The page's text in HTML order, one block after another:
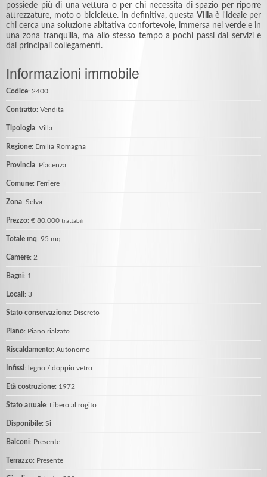
possiede più di una vettura o per chi necessita di spazio per riporre
attrezzature, moto o biciclette. In definitiva, questa Villaè l'ideale per
chi cerca una soluzione abitativa confortevole, immersa nel verde e in
una zona tranquilla, ma allo stesso tempo a pochi passi dai servizi e
dai principali collegamenti.
Informazioni immobile
Codice: 2400
Contratto: Vendita
Tipologia: Villa
Regione: Emilia Romagna
Provincia: Piacenza
Comune: Ferriere
Zona: Selva
Prezzo: € 80.000 trattabili
Totale mq: 95 mq
Camere: 2
Bagni: 1
Locali: 3
Stato conservazione: Discreto
Piano: Piano rialzato
Riscaldamento: Autonomo
Infissi: legno / doppio vetro
Età costruzione: 1972
Stato attuale: Libero al rogito
Disponibile: Si
Balconi: Presente
Terrazzo: Presente